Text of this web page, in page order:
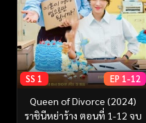
SS 1 EP 1-12
Queen of Divorce (2024)
ราชินีหย่าร้าง ตอนที่ 1-12 จบ